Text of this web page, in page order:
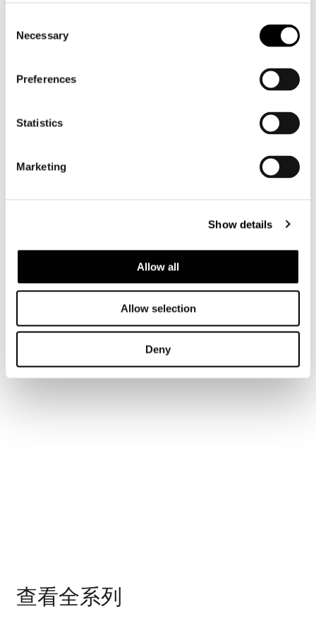
Selection
Necessary
Preferences
Statistics
Marketing
Show details
Allow all
Allow selection
Deny
查看全系列